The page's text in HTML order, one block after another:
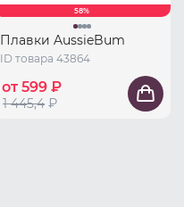
58%
Плавки AussieBum
ID товара 43864
от 599 ₽
1 445,4 ₽